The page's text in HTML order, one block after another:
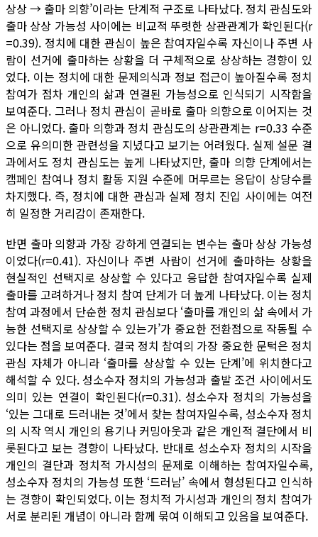
상상 → 출마 의향’이라는 단계적 구조로 나타났다. 정치 관심도와
출마 상상 가능성 사이에는 비교적 뚜렷한 상관관계가 확인된다(r
=0.39). 정치에 대한 관심이 높은 참여자일수록 자신이나 주변 사
람이 선거에 출마하는 상황을 더 구체적으로 상상하는 경향이 있
었다. 이는 정치에 대한 문제의식과 정보 접근이 높아질수록 정치
참여가 점차 개인의 삶과 연결된 가능성으로 인식되기 시작함을
보여준다. 그러나 정치 관심이 곧바로 출마 의향으로 이어지는 것
은 아니었다. 출마 의향과 정치 관심도의 상관관계는 r=0.33 수준
으로 유의미한 관련성을 지녔다고 보기는 어려웠다. 실제 설문 결
과에서도 정치 관심도는 높게 나타났지만, 출마 의향 단계에서는
캠페인 참여나 정치 활동 지원 수준에 머무르는 응답이 상당수를
차지했다. 즉, 정치에 대한 관심과 실제 정치 진입 사이에는 여전
히 일정한 거리감이 존재한다.
반면 출마 의향과 가장 강하게 연결되는 변수는 출마 상상 가능성
이었다(r=0.41). 자신이나 주변 사람이 선거에 출마하는 상황을
현실적인 선택지로 상상할 수 있다고 응답한 참여자일수록 실제
출마를 고려하거나 정치 참여 단계가 더 높게 나타났다. 이는 정치
참여 과정에서 단순한 정치 관심보다 ‘출마를 개인의 삶 속에서 가
능한 선택지로 상상할 수 있는가’가 중요한 전환점으로 작동될 수
있다는 점을 보여준다. 결국 정치 참여의 가장 중요한 문턱은 정치
관심 자체가 아니라 ‘출마를 상상할 수 있는 단계’에 위치한다고
해석할 수 있다. 성소수자 정치의 가능성과 출발 조건 사이에서도
의미 있는 연결이 확인된다(r=0.31). 성소수자 정치의 가능성을
‘있는 그대로 드러내는 것’에서 찾는 참여자일수록, 성소수자 정치
의 시작 역시 개인의 용기나 커밍아웃과 같은 개인적 결단에서 비
롯된다고 보는 경향이 나타났다. 반대로 성소수자 정치의 시작을
개인의 결단과 정치적 가시성의 문제로 이해하는 참여자일수록,
성소수자 정치의 가능성 또한 ‘드러남’ 속에서 형성된다고 인식하
는 경향이 확인되었다. 이는 정치적 가시성과 개인의 정치 참여가
서로 분리된 개념이 아니라 함께 묶여 이해되고 있음을 보여준다.